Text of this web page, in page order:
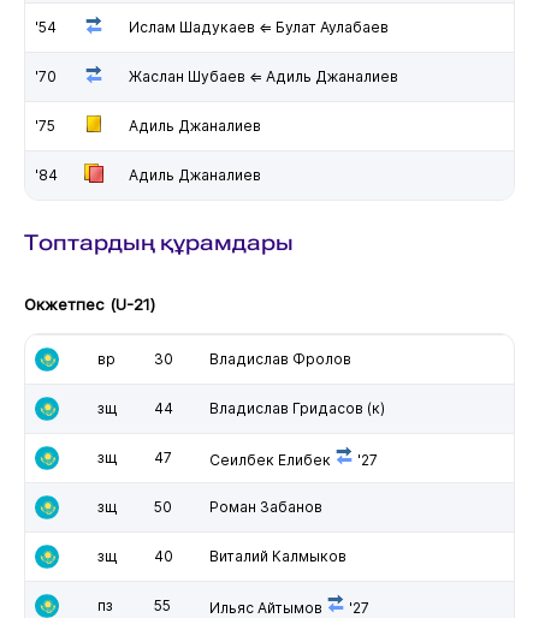
'54 Ислам Шадукаев ⇐ Булат Аулабаев
'70 Жаслан Шубаев ⇐ Адиль Джаналиев
'75 Адиль Джаналиев
'84 Адиль Джаналиев
Топтардың құрамдары
Окжетпес (U-21)
вр 30 Владислав Фролов
зщ 44 Владислав Гридасов (к)
зщ 47 Сеилбек Елибек '27
зщ 50 Роман Забанов
зщ 40 Виталий Калмыков
пз 55 Ильяс Айтымов '27